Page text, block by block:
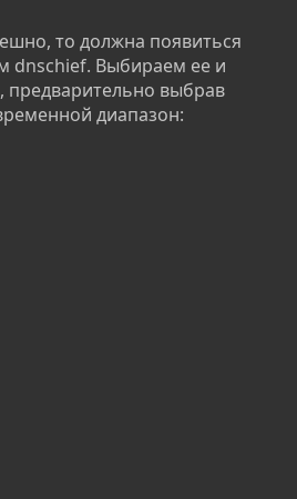
то должна появиться
dnschief. Выбираем ее и
выбрав
диапазон: